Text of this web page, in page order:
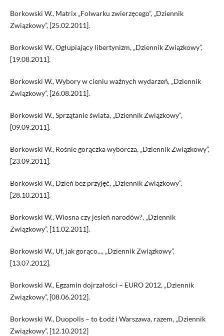
Borkowski W., Matrix „Folwarku zwierzęcego”, „Dziennik
Związkowy”, [25.02.2011].
Borkowski W., Ogłupiający libertynizm, „Dziennik Związkowy”,
[19.08.2011].
Borkowski W., Wybory w cieniu ważnych wydarzeń, „Dziennik
Związkowy”, [26.08.2011].
Borkowski W., Sprzątanie świata, „Dziennik Związkowy”,
[09.09.2011].
Borkowski W., Rośnie gorączka wyborcza, „Dziennik Związkowy”,
[23.09.2011].
Borkowski W., Dzień bez przyjęć, „Dziennik Związkowy”,
[28.10.2011].
Borkowski W., Wiosna czy jesień narodów?, „Dziennik
Związkowy”, [11.02.2011].
Borkowski W., Uf, jak gorąco..., „Dziennik Związkowy”,
[13.07.2012].
Borkowski W., Egzamin dojrzałości – EURO 2012, „Dziennik
Związkowy”, [08.06.2012].
Borkowski W., Duopolis – to Łodź i Warszawa, razem, „Dziennik
Związkowy”, [12.10.2012]